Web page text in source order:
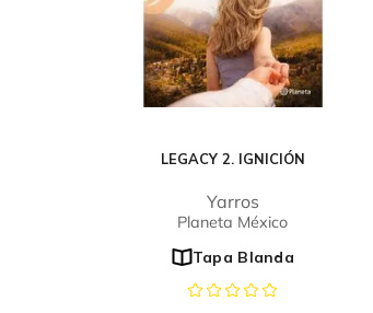
LEGACY 2. IGNICIÓN
Yarros
Planeta México
Tapa Blanda